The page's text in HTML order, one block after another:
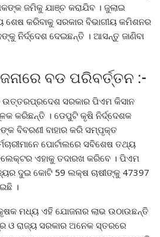
ଜମିକୁ ଯାଞ୍ଚ କରାଯିବ । ଜୁଲାଇ
ଶେଷ କରିବାକୁ ସରକାର ବିଭାଗୀୟ କମିଶନର
ନିର୍ଦ୍ଦେଶ ଦେଇଛନ୍ତି । ଆସନ୍ତୁ ଜାଣିବା
ବଡ ପରିବର୍ତ୍ତନ :-
ଉତ୍ତରପ୍ରଦେଶ ସରକାର ପିଏମ କିସାନ
କରିଛନ୍ତି । ଡେପୁଟି କୃଷି ନିର୍ଦ୍ଦେଶକ
ବିବରଣୀ ବାହାର କରି ସମ୍ପୃକ୍ତ
ପୋର୍ଟାଲରେ ସବିଶେଷ ତଥ୍ୟ
ଏହାକୁ ତଦାରଖ କରିବେ । ପିଏମ
ଦୁଇ କୋଟି 59 ଲକ୍ଷ ଚାଷୀଙ୍କୁ 47397
।
ମଧ୍ୟ ଏହି ଯୋଜନାର ଲାଭ ଉଠାଉଛନ୍ତି
ଓ ରାଜ୍ୟ ସରକାର ଅନେକ ସ୍ତରରେ